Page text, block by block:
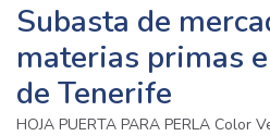
Subasta de
materias primas
de Tenerife
HOJA PUERTA PARA PERLA Color